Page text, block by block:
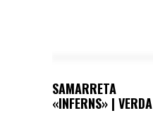
SAMARRETA
«INFERNS» | VERDA